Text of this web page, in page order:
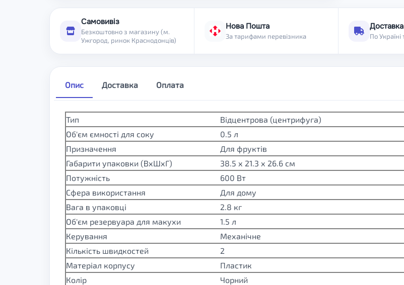
Самовивіз
Безкоштовно з магазину (м.
Ужгород, ринок Краснодонців)
Нова Пошта
За тарифами перевізника
Доставка
По
Опис Доставка Оплата
Тип
Відцентрова (центрифуга)
Об'єм ємності для соку
0.5 л
Призначення
Для фруктів
Габарити упаковки (ВхШхГ)
38.5 х 21.3 х 26.6 см
Потужність
600 Вт
Сфера використання
Для дому
Вага в упаковці
2.8 кг
Об'єм резервуара для макухи
1.5 л
Керування
Механічне
Кількість швидкостей
2
Матеріал корпусу
Пластик
Колір
Чорний